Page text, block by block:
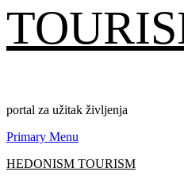
portal za užitak življenja
Primary Menu
HEDONISM TOURISM